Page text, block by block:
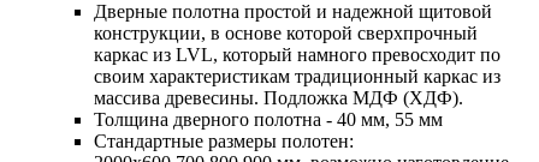
Дверные полотна простой и надежной щитовой
конструкции, в основе которой сверхпрочный
каркас из LVL, который намного превосходит по
своим характеристикам традиционный каркас из
массива древесины. Подложка МДФ (ХДФ).
Толщина дверного полотна - 40 мм, 55 мм
Стандартные размеры полотен: